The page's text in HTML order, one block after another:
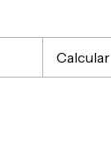
Calcular